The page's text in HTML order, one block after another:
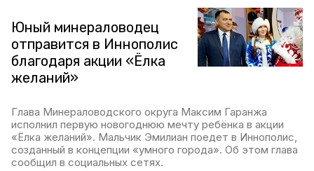
Юный минераловодец
отправится в Иннополис
благодаря акции «Ёлка
желаний»
Глава Минераловодского округа Максим Гаранжа
исполнил первую новогоднюю мечту ребёнка в акции
«Ёлка желаний». Мальчик Эмилиан поедет в Иннополис,
созданный в концепции «умного города». Об этом глава
сообщил в социальных сетях.